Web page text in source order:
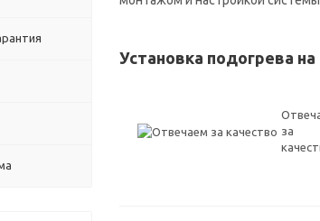
Установка подогрева
за